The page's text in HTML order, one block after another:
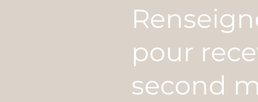
pour
second